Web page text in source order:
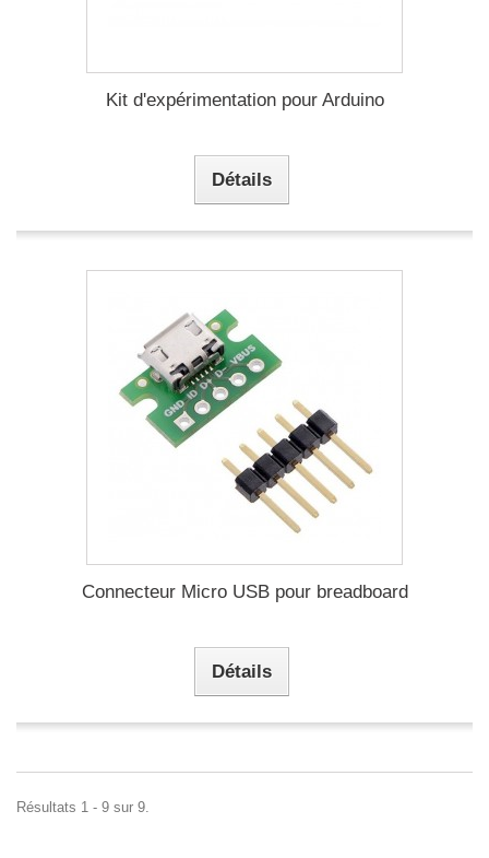
Kit d'expérimentation pour Arduino
Détails
Connecteur Micro USB pour breadboard
Détails
Résultats 1 - 9 sur 9.